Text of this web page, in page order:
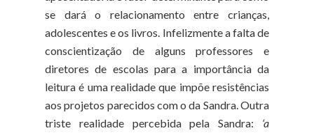
se dará o relacionamento entre crianças,
adolescentes e os livros. Infelizmente a falta de
conscientização de alguns professores e
diretores de escolas para a importância da
leitura é uma realidade que impõe resistências
aos projetos parecidos com o da Sandra. Outra
triste realidade percebida pela Sandra: ‘a